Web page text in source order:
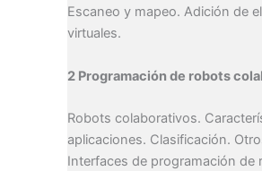
Escaneo y mapeo. Adición de
virtuales.
2 Programación de robots
Robots colaborativos.
aplicaciones. Clasificación.
Interfaces de programación de